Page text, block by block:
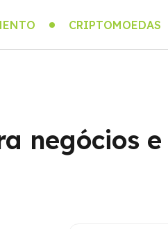
CRIPTOMOEDAS
negócios e